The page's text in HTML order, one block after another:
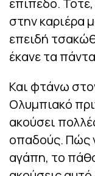
επίπεδο.
στην καριέρα
επειδή
έκανε τα
Και φτάνω
Ολυμπιακό
ακούσει
οπαδούς. Πώς
αγάπη, το